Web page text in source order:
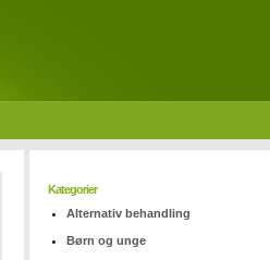
Kategorier
Alternativ behandling
Børn og unge